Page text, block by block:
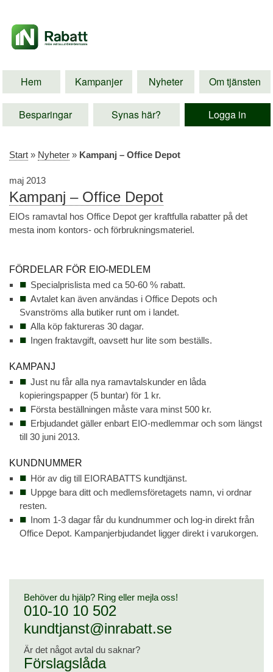
Hem Kampanjer Nyheter Om tjänsten
Besparingar Synas här? Logga in
Start » Nyheter » Kampanj – Office Depot
maj 2013
Kampanj – Office Depot
EIOs ramavtal hos Office Depot ger kraftfulla rabatter på det
mesta inom kontors- och förbrukningsmateriel.
FÖRDELAR FÖR EIO-MEDLEM
Specialprislista med ca 50-60 % rabatt.
Avtalet kan även användas i Office Depots och
Svanströms alla butiker runt om i landet.
Alla köp faktureras 30 dagar.
Ingen fraktavgift, oavsett hur lite som beställs.
KAMPANJ
Just nu får alla nya ramavtalskunder en låda
kopieringspapper (5 buntar) för 1 kr.
Första beställningen måste vara minst 500 kr.
Erbjudandet gäller enbart EIO-medlemmar och som längst
till 30 juni 2013.
KUNDNUMMER
Hör av dig till EIORABATTS kundtjänst.
Uppge bara ditt och medlemsföretagets namn, vi ordnar
resten.
Inom 1-3 dagar får du kundnummer och log-in direkt från
Office Depot. Kampanjerbjudandet ligger direkt i varukorgen.
Behöver du hjälp? Ring eller mejla oss!
010-10 10 502
kundtjanst@inrabatt.se
Är det något avtal du saknar?
Förslagslåda